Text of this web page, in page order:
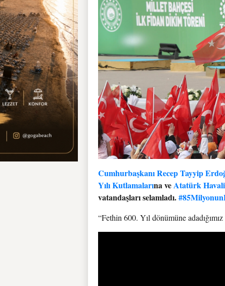
Cumhurbaşkanı Recep Tayyip
Yılı Kutlamalarına veAtatürk
vatandaşları selamladı.
“Fethin 600. Yıl dönümüne